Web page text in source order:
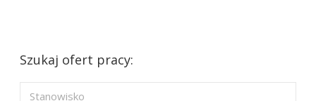
Szukaj ofert pracy: